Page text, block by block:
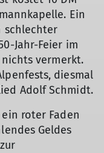
Ein
schlechter
Jahr-Feier im
vermerkt.
diesmal
Adolf Schmidt.
roter Faden
Geldes